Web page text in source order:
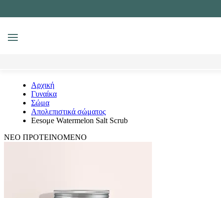
MENU
Αρχική
Γυναίκα
Σώμα
Απολεπιστικά σώματος
Eesoμe Watermelon Salt Scrub
ΝΕΟ ΠΡΟΤΕΙΝΟΜΕΝΟ